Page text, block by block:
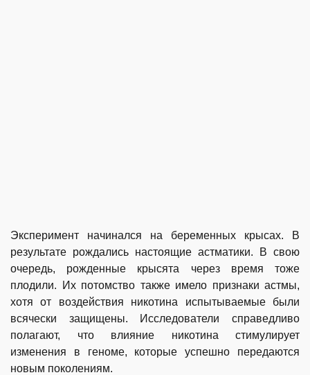
Эксперимент начинался на беременных крысах. В
результате рождались настоящие астматики. В свою
очередь, рожденные крысята через время тоже
плодили. Их потомство также имело признаки астмы,
хотя от воздействия никотина испытываемые были
всячески защищены. Исследователи справедливо
полагают, что влияние никотина стимулирует
изменения в геноме, которые успешно передаются
новым поколениям.